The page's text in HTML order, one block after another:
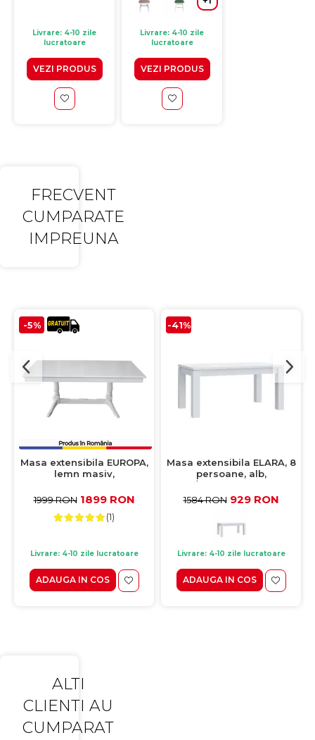
Livrare: 4-10 zile
lucratoare
VEZI PRODUS
Livrare: 4-10 zile
lucratoare
VEZI PRODUS
FRECVENT
CUMPARATE
IMPREUNA
-5%
Masa extensibila EUROPA,
lemn masiv,
160/240x92x70 cm
1999 RON 1899 RON
(1)
Livrare: 4-10 zile lucratoare
ADAUGA IN COS
-41%
Masa extensibila ELARA, 8
persoane, alb,
160,4/206,4x90,4x76,1 cm
1584 RON 929 RON
Livrare: 4-10 zile lucratoare
ADAUGA IN COS
ALTI
CLIENTI AU
CUMPARAT